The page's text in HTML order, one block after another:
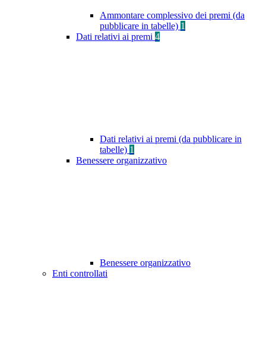
Ammontare complessivo dei premi (da
pubblicare in tabelle) 1
Dati relativi ai premi 4
Dati relativi ai premi (da pubblicare in
tabelle) 1
Benessere organizzativo
Benessere organizzativo
Enti controllati